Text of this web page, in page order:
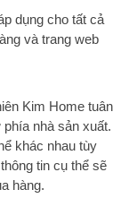
dụng cho tất cả
và trang web
Kim Home tuân
nhà sản xuất.
khác nhau tùy
tin cụ thể sẽ
hàng.